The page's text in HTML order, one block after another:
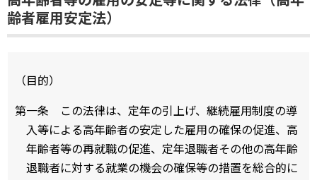
齢者雇用安定法）
（目的）
第一条 この法律は、定年の引上げ、継続雇用制度の導
入等による高年齢者の安定した雇用の確保の促進、高
年齢者等の再就職の促進、定年退職者その他の高年齢
退職者に対する就業の機会の確保等の措置を総合的に